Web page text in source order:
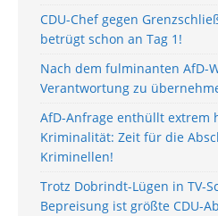
CDU-Chef gegen
betrügt schon an Tag 1!
Nach dem fulminanten AfD-
Verantwortung zu
AfD-Anfrage enthüllt extrem
Kriminalität: Zeit für die
Kriminellen!
Trotz Dobrindt-Lügen in TV-
Bepreisung ist größte CDU-